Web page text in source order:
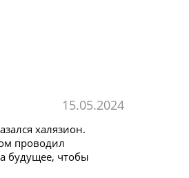
15.05.2024
халязион.
проводил
будущее, чтобы